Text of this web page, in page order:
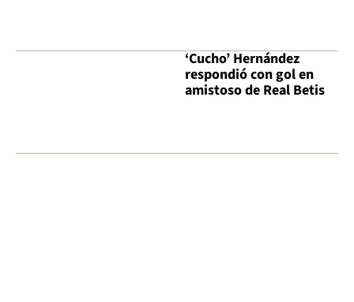
‘Cucho’ Hernández
respondió con gol en
amistoso de Real Betis